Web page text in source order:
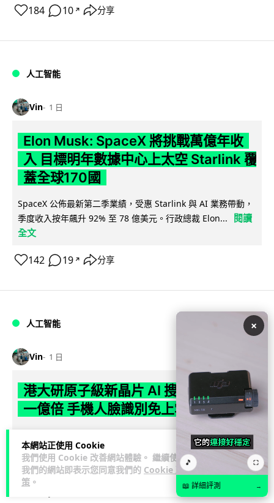
本網站正使用 Cookie
我們使用 Cookie 改善網站體驗。 繼續使用
我們的網站即表示您同意我們的 Cookie 政
策 。
184 10 ↗ 分享
人工智能
Vin 1 日
Elon Musk: SpaceX 將挑戰萬億年收
入 目標明年數據中心上太空 Starlink 覆
蓋全球170國
SpaceX 公佈最新第二季業績，受惠 Starlink 與 AI 業務帶動，
季度收入按年飆升 92% 至 78 億美元。行政總裁 Elon...
閱讀
全文
142 19 ↗ 分享
人工智能
Vin 1 日
港大研原子級新晶片 AI 搜尋速度提升
一億倍 手機人臉識別免上雲端
香港大學團隊成功研發原子級厚度的「模擬存內搜尋」晶片，
比傳統 CPU 搜尋速度快約 1 億倍，延遲低至 36 皮秒（即
0.00000000... 閱讀全文
382
×
🎵 ⛶
📖 詳細評測 →